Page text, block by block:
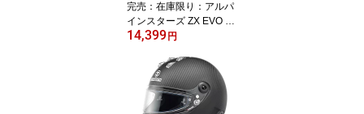
完売：在庫限り：アルパ
インスターズ ZX EVO V2
BALACLAVA フェイスマ
モデル TECHNICAL UN
DERWEAR (4754920) M
Y2025
14,399 円